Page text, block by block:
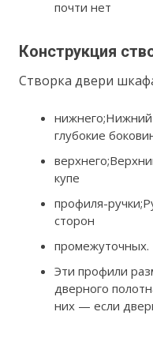
почти нет
Конструкция
Створка двери
глубокие
купе
профиля-
сторон
промежуточных.
Эти профили
дверного
них — если